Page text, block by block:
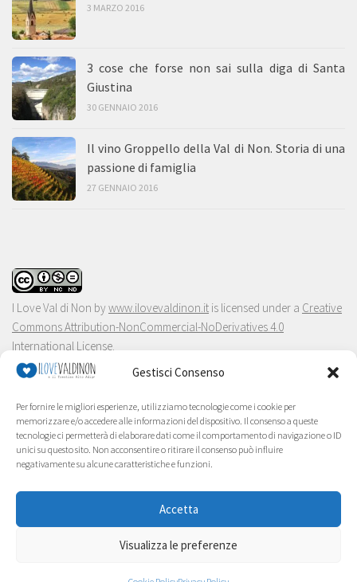
Gestisci Consenso
Per fornire le migliori esperienze, utilizziamo tecnologie come i cookie per
memorizzare e/o accedere alle informazioni del dispositivo. Il consenso a queste
tecnologie ci permetterà di elaborare dati come il comportamento di navigazione o ID
unici su questo sito. Non acconsentire o ritirare il consenso può influire
negativamente su alcune caratteristiche e funzioni.
Accetta
Visualizza le preferenze
3 MARZO 2016
3 cose che forse non sai sulla diga di Santa
Giustina
30 GENNAIO 2016
Il vino Groppello della Val di Non. Storia di una
passione di famiglia
27 GENNAIO 2016
I Love Val di Non bywww.ilovevaldinon.it is licensed under a Creative
Commons Attribution-NonCommercial-NoDerivatives 4.0
International License